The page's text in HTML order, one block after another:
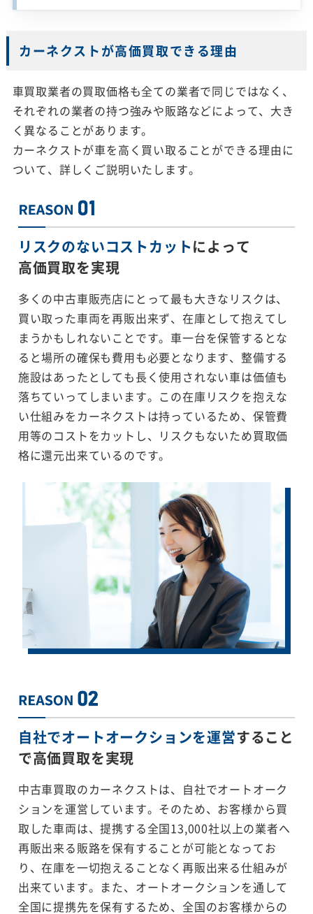
カーネクストが高価買取できる理由
車買取業者の買取価格も全ての業者で同じではなく、
それぞれの業者の持つ強みや販路などによって、大き
く異なることがあります。
カーネクストが車を高く買い取ることができる理由に
ついて、詳しくご説明いたします。
リスクのないコストカットによって
高価買取を実現
多くの中古車販売店にとって最も大きなリスクは、
買い取った車両を再販出来ず、在庫として抱えてし
まうかもしれないことです。車一台を保管するとな
ると場所の確保も費用も必要となります、整備する
施設はあったとしても長く使用されない車は価値も
落ちていってしまいます。この在庫リスクを抱えな
い仕組みをカーネクストは持っているため、保管費
用等のコストをカットし、リスクもないため買取価
格に還元出来ているのです。
自社でオートオークションを運営すること
で高価買取を実現
中古車買取のカーネクストは、自社でオートオーク
ションを運営しています。そのため、お客様から買
取した車両は、提携する全国13,000社以上の業者へ
再販出来る販路を保有することが可能となってお
り、在庫を一切抱えることなく再販出来る仕組みが
出来ています。また、オートオークションを通して
全国に提携先を保有するため、全国のお客様からの